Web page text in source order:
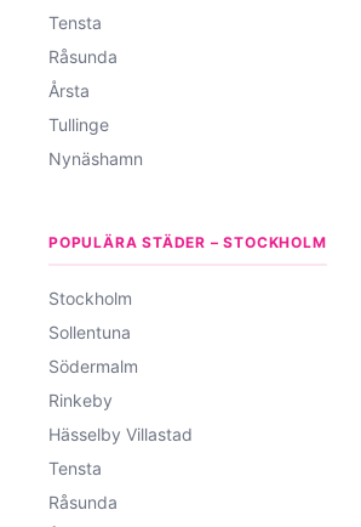
Tensta
Råsunda
Årsta
Tullinge
Nynäshamn
POPULÄRA STÄDER – STOCKHOLM
Stockholm
Sollentuna
Södermalm
Rinkeby
Hässelby Villastad
Tensta
Råsunda